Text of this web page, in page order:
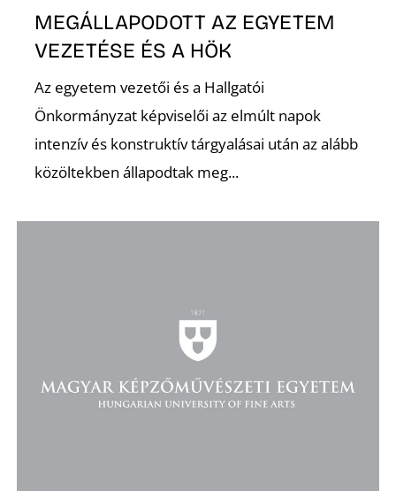
MEGÁLLAPODOTT AZ EGYETEM
VEZETÉSE ÉS A HÖK
Az egyetem vezetői és a Hallgatói
Önkormányzat képviselői az elmúlt napok
intenzív és konstruktív tárgyalásai után az alább
közöltekben állapodtak meg...